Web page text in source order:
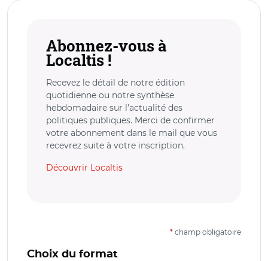
Abonnez-vous à
Localtis !
Recevez le détail de notre édition
quotidienne ou notre synthèse
hebdomadaire sur l’actualité des
politiques publiques. Merci de confirmer
votre abonnement dans le mail que vous
recevrez suite à votre inscription.
Découvrir Localtis
* champ obligatoire
Choix du format